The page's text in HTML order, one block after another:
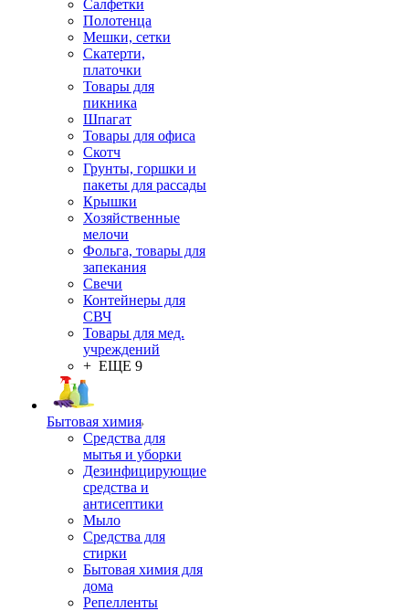
Салфетки
Полотенца
Мешки, сетки
Скатерти,
платочки
Товары для
пикника
Шпагат
Товары для офиса
Скотч
Грунты, горшки и
пакеты для рассады
Крышки
Хозяйственные
мелочи
Фольга, товары для
запекания
Свечи
Контейнеры для
СВЧ
Товары для мед.
учреждений
+ ЕЩЕ 9
Бытовая химия
Средства для
мытья и уборки
Дезинфицирующие
средства и
антисептики
Мыло
Средства для
стирки
Бытовая химия для
дома
Репелленты